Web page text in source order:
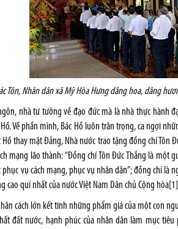
Tôn, Nhân dân xã Mỹ Hòa Hưng dâng hoa, dâng
nhà tư tưởng về đạo đức mà là nhà thực
Về phần mình, Bác Hồ luôn trân trọng, ca ngợi
Hồ thay mặt Đảng, Nhà nước trao tặng đồng chí Tôn
mạng lão thành: “Đồng chí Tôn Đức Thắng là một
vụ cách mạng, phục vụ nhân dân”; đồng chí là
cao quí nhất của nước Việt Nam Dân chủ Cộng hòa [1]
cách lớn kết tinh những phẩm giá của một con
đất nước, hạnh phúc của nhân dân làm mục